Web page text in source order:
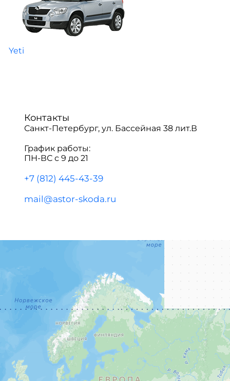
Yeti
Контакты
Санкт-Петербург, ул. Бассейная 38 лит.В
График работы:
ПН-ВС с 9 до 21
+7 (812) 445-43-39
mail@astor-skoda.ru